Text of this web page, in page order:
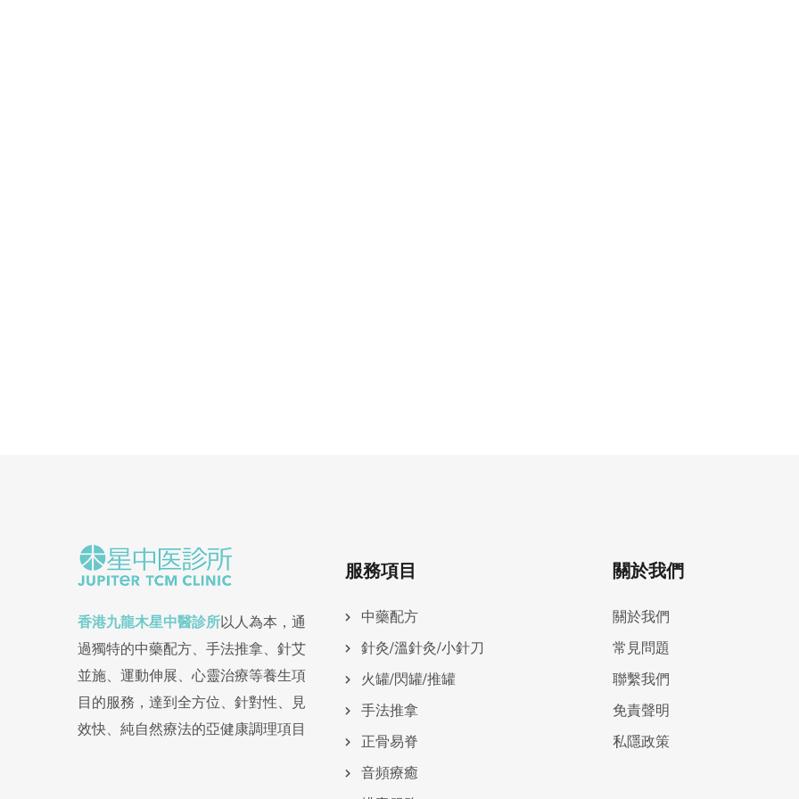
香港九龍木星中醫診所以人為本，通
過獨特的中藥配方、手法推拿、針艾
並施、運動伸展、心靈治療等養生項
目的服務，達到全方位、針對性、見
效快、純自然療法的亞健康調理項目
服務項目
中藥配方
針灸/溫針灸/小針刀
火罐/閃罐/推罐
手法推拿
正骨易脊
⾳頻療癒
關於我們
關於我們
常見問題
聯繫我們
免責聲明
私隱政策